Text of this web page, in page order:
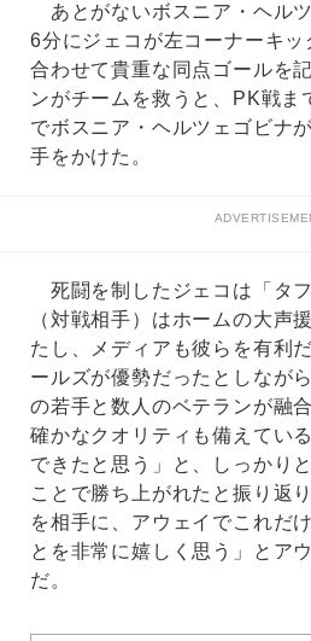
あとがないボスニア・ヘル
6分にジェコが左コーナーキ
合わせて貴重な同点ゴールを
ンがチームを救うと、PK戦ま
でボスニア・ヘルツェゴビナ
手をかけた。
死闘を制したジェコは「タ
（対戦相手）はホームの大声
たし、メディアも彼らを有利
ールズが優勢だったとしなが
の若手と数人のベテランが融
確かなクオリティも備えてい
できたと思う」と、しっかり
ことで勝ち上がれたと振り返
を相手に、アウェイでこれだ
とを非常に嬉しく思う」とア
だ。